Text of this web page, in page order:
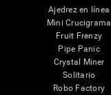
Ajedrez en línea
Mini Crucigrama
Fruit Frenzy
Pipe Panic
Crystal Miner
Solitario
Robo Factory